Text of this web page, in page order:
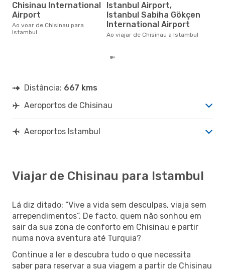
Chisinau International
Airport
Ao voar de Chisinau para
Istambul
Istanbul Sabiha Gökçen
International Airport
Ao viajar de Chisinau a Istambul
Distância: 667 kms
Aeroportos de Chisinau
Aeroportos Istambul
Viajar de Chisinau para Istambul
Lá diz ditado: “Vive a vida sem desculpas, viaja sem
arrependimentos”. De facto, quem não sonhou em
sair da sua zona de conforto em Chisinau e partir
numa nova aventura até Turquia?
Continue a ler e descubra tudo o que necessita
saber para reservar a sua viagem a partir de Chisinau